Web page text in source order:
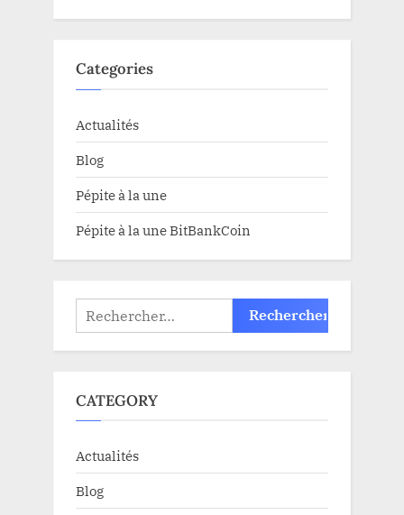
Categories
Actualités
Blog
Pépite à la une
Pépite à la une BitBankCoin
Rechercher :
CATEGORY
Actualités
Blog